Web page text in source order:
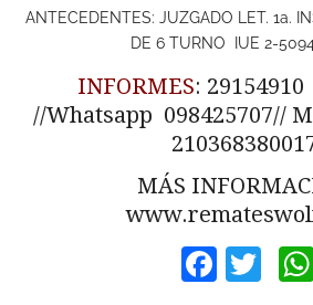
ANTECEDENTES: JUZGADO LET. 1a.
DE 6 TURNO IUE 2-
INFORMES:
//Whatsapp 098425707//
MÁS